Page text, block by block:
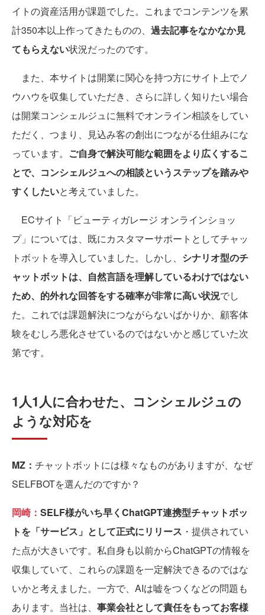
イトの資産活用が課題でした。これまでコンテンツを累
計350本以上作ってきたものの、 過去記事をなかなか見
てもらえない状況だったのです。
また、本サイトは開業に関心を持つ方にサイト上でノ
ウハウを収集していただき、さらに詳しく知りたい場合
は開業コンシェルジュに無料でオンライン相談をしてい
ただく、つまり、見込み客の創出につながる仕組みにな
っています。 ご自身で解決可能な範囲をより広くするこ
とで、コンシェルジュへの相談というステップを踏みや
すくしたいと考えていました。
ECサイト「ビューティガレージ オンラインショッ
プ」については、既にカスタマーサポートとしてチャッ
トボットを導入していました。しかし、 シナリオ型のチ
ャットボットは、自然言語を理解しているわけではない
ため、的外れな回答をする確率が非常に高い状況でし
た。これでは課題解決につながらないばかりか、顧客体
験をむしろ悪化させているのではないかと感じていた次
第です。
1人1人に合わせた、コンシェルジュの
ような対応を
MZ： チャットボットには様々なものがありますが、なぜ
SELFBOTを選んだのですか？
岡崎： SELF様がいち早くChatGPT連携型チャットボッ
トを「サービス」として正式にリリース ・提供されてい
た点が大きいです。私自身も以前からChatGPTの情報を
収集していて、これらの課題を一定解決できるのではな
いかと考えました。一方で、AIは嘘をつくなどの問題も
あります。当社は、 事業会社として責任をもってお客様